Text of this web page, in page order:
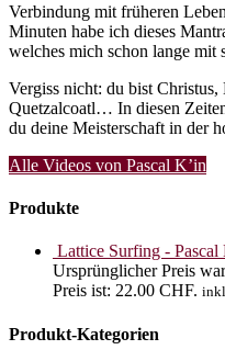
Verbindung mit früheren
Minuten habe ich dieses
welches mich schon lange mit
Vergiss nicht: du bist
Quetzalcoatl… In diesen
du deine Meisterschaft in der
Alle Videos von Pascal K’in
Produkte
Lattice Surfing -
Ursprünglicher Preis
Preis ist: 22.00 CHF.
Produkt-Kategorien